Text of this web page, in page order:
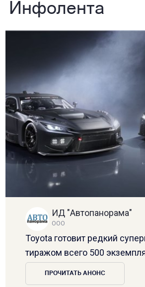
Инфолента
ИД "Автопанорама"
ООО
Toyota готовит редкий
тиражом всего 500
ПРОЧИТАТЬ АНОНС